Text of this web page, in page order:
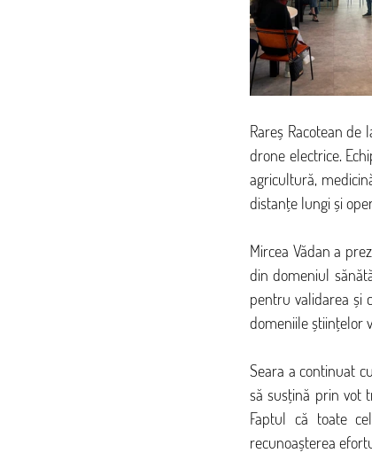
Rareș Racotean de
drone electrice.
agricultură,
distanțe lungi și
Mircea Vădan a
din domeniul
pentru validarea și
domeniile științelor
Seara a continuat
să susțină prin vot
Faptul că toate
recunoașterea